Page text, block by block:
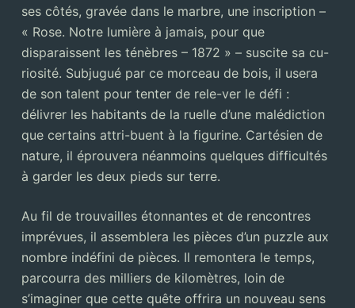
ses côtés, gravée dans le marbre, une inscription –
« Rose. Notre lumière à jamais, pour que
disparaissent les ténèbres – 1872 » – suscite sa cu-
riosité. Subjugué par ce morceau de bois, il usera
de son talent pour tenter de rele-ver le défi :
délivrer les habitants de la ruelle d’une malédiction
que certains attri-buent à la figurine. Cartésien de
nature, il éprouvera néanmoins quelques difficultés
à garder les deux pieds sur terre.
Au fil de trouvailles étonnantes et de rencontres
imprévues, il assemblera les pièces d’un puzzle aux
nombre indéfini de pièces. Il remontera le temps,
parcourra des milliers de kilomètres, loin de
s’imaginer que cette quête offrira un nouveau sens